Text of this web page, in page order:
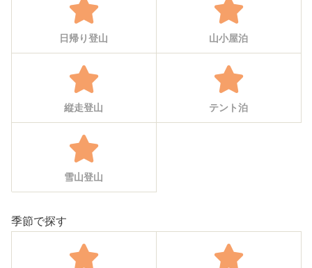
日帰り登山 山小屋泊
縦走登山 テント泊
雪山登山
季節で探す